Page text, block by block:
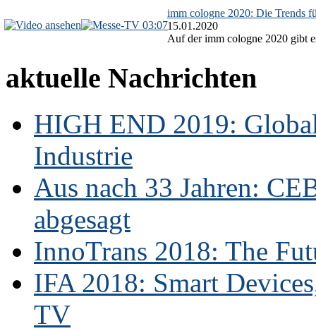
03:07
imm cologne 2020: Die Trends
15.01.2020
Auf der imm cologne 2020 gibt
aktuelle Nachrichten
HIGH END 2019:
Industrie
Aus nach 33 Jahren:
abgesagt
InnoTrans 2018: The
IFA 2018: Smart
TV